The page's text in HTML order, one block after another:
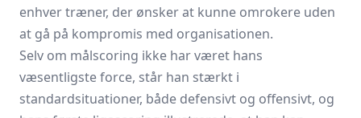
enhver træner, der ønsker at kunne omrokere uden
at gå på kompromis med organisationen.
Selv om målscoring ikke har været hans
væsentligste force, står han stærkt i
standardsituationer, både defensivt og offensivt, og